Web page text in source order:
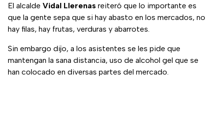
El alcalde Vidal Llerenas reiteró que lo importante es
que la gente sepa que si hay abasto en los mercados, no
hay filas, hay frutas, verduras y abarrotes.
Sin embargo dijo, a los asistentes se les pide que
mantengan la sana distancia, uso de alcohol gel que se
han colocado en diversas partes del mercado.